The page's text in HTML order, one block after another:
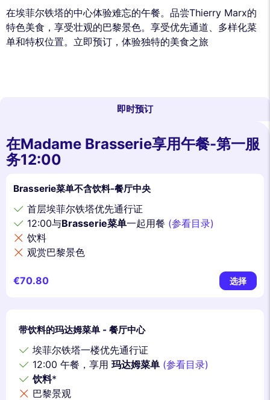
在埃菲尔铁塔的中心体验难忘的午餐。品尝Thierry Marx的
特色美食，享受壮观的巴黎景色。享受优先通道、多样化菜
单和特权位置。立即预订，体验独特的美食之旅
即时预订
在Madame Brasserie享用午餐-第一服
务12:00
Brasserie菜单不含饮料-餐厅中央
首层埃菲尔铁塔优先通行证
12:00与Brasserie菜单一起用餐 (参看目录)
饮料
观赏巴黎景色
€70.80 选择
带饮料的玛达姆菜单 - 餐厅中心
埃菲尔铁塔一楼优先通行证
12:00 午餐，享用 玛达姆菜单 (参看目录)
饮料*
巴黎景观